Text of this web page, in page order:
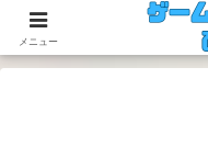
今のゲー
メニュー